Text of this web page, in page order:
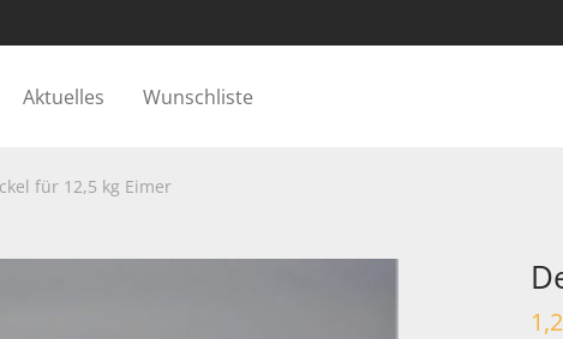
Aktuelles Wunschliste
für 12,5 kg Eimer